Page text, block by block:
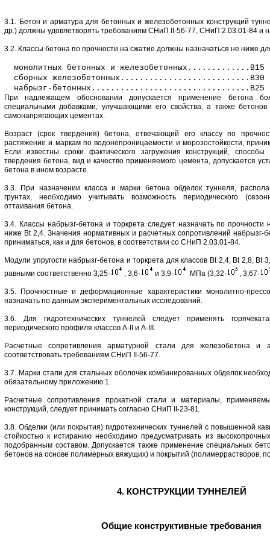
3.1. Бетон и арматура для бетонных и железобетонных конструкций
др.) должны удовлетворять требованиям СНиП II-56-77, СНиП 2.03.01-84 и
3.2. Классы бетона по прочности на сжатие должны назначаться не ниже
монолитных бетонных и железобетонных.............В15
сборных железобетонных...........................В30
набрызг-бетонных.................................В25
При надлежащем обосновании допускается применение бетона
специальными добавками, улучшающими его свойства, а также
самонапрягающих цементах.
Возраст (срок твердения) бетона, отвечающий его классу по
растяжение и маркам по водонепроницаемости и морозостойкости,
Если известны сроки фактического загружения конструкций,
твердения бетона, вид и качество применяемого цемента, допускается
бетона в ином возрасте.
3.3. При назначении класса и марки бетона обделок туннеля,
грунтах, необходимо учитывать возможность периодического
оттаивания бетона.
3.4. Классы набрызг-бетона и торкрета следует назначать по прочности
ниже Вt 2,4. Значения нормативных и расчетных сопротивлений набрызг-
приниматься, как и для бетонов, в соответствии со СНиП 2.03.01-84.
Модули упругости набрызг-бетона и торкрета для классов Вt 2,4, Вt 2,8, Вt
равными соответственно 3,25·
, 3,6· и 3,9· МПа (3,32· , 3,67·
3.5. Прочностные и деформационные характеристики монолитно-
назначать по данным экспериментальных исследований.
3.6. Для гидротехнических туннелей следует применять
периодического профиля классов А-II и А-III.
Расчетные сопротивления арматурной стали для железобетона и
соответствовать требованиям СНиП II-56-77.
3.7. Марки стали для стальных оболочек комбинированных обделок
обязательному приложению 1.
Расчетные сопротивления прокатной стали и материалы,
конструкций, следует принимать согласно СНиП II-23-81.
3.8. Обделки (или покрытия) гидротехнических туннелей с повышенной
стойкостью к истиранию необходимо предусматривать из
подобранным составом. Допускается также применение специальных
бетонов на основе полимерных вяжущих) и покрытий (полимеррастворов,
4. КОНСТРУКЦИИ ТУННЕЛЕЙ
Общие конструктивные требования